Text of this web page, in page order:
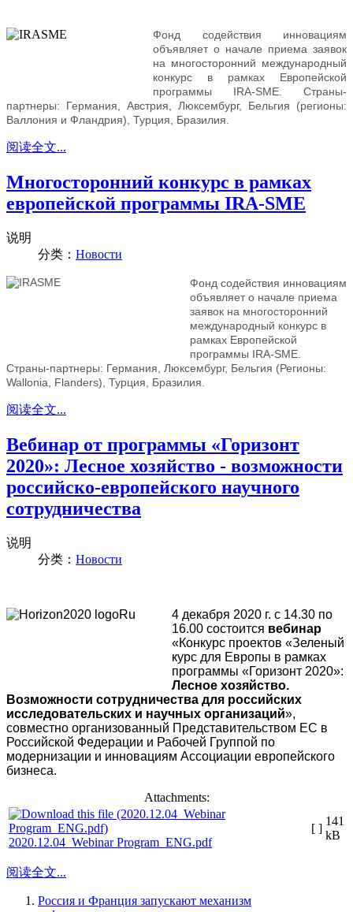
Фонд содействия инновациям
объявляет о начале приема заявок
на многосторонний международный
конкурс в рамках Европейской
программы IRA-SME. Страны-
партнеры: Германия, Австрия, Люксембург, Бельгия (регионы:
Валлония и Фландрия), Турция, Бразилия.
阅读全文...
Многосторонний конкурс в рамках
европейской программы IRA-SME
说明
分类： Новости
Фонд содействия инновациям
объявляет о начале приема
заявок на многосторонний
международный конкурс в
рамках Европейской
программы IRA-SME.
Страны-партнеры: Германия, Люксембург, Бельгия (Регионы:
Wallonia, Flanders), Турция, Бразилия.
阅读全文...
Вебинар от программы «Горизонт
2020»: Лесное хозяйство - возможности
российско-европейского научного
сотрудничества
说明
分类： Новости
4 декабря 2020 г. с 14.30 по
16.00 состоится вебинар
«Конкурс проектов «Зеленый
курс для Европы в рамках
программы «Горизонт 2020»:
Лесное хозяйство.
Возможности сотрудничества для российских
исследовательских и научных организаций»,
совместно организованный Представительством ЕС в
Российской Федерации и Рабочей Группой по
модернизации и инновациям Ассоциации европейского
бизнеса.
Attachments:
2020.12.04_Webinar Program_ENG.pdf
[ ]
141
kB
阅读全文...
Россия и Франция запускают механизм